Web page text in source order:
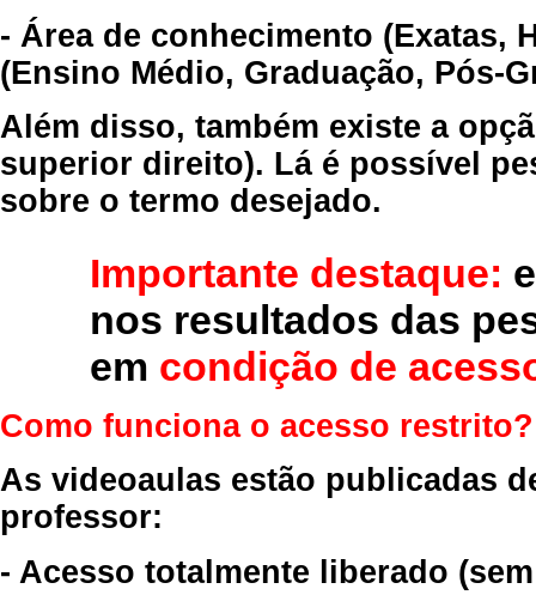
- Área de conhecimento (Exatas,
(Ensino Médio, Graduação, Pós-
Além disso, também existe a
superior direito). Lá é possível
sobre o termo desejado.
Importante destaque:
nos resultados das
em condição de
Como funciona o acesso restrito?
As videoaulas estão publicadas
professor:
- Acesso totalmente liberado